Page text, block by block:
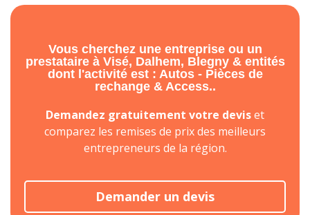
Vous cherchez une entreprise ou un
prestataire à Visé, Dalhem, Blegny & entités
dont l'activité est : Autos - Pièces de
rechange & Access..
Demandez gratuitement votre deviset
comparez les remises de prix des meilleurs
entrepreneurs de la région.
Demander un devis